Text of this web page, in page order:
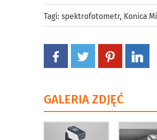
Tagi: spektrofotometr, Konica
GALERIA ZDJĘĆ